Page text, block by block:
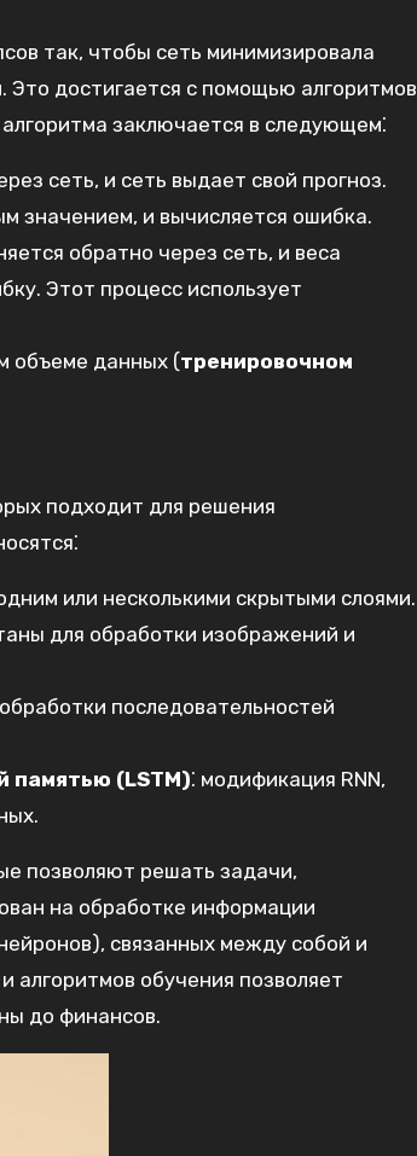
так‚ чтобы сеть минимизировала
достигается с помощью алгоритмов
заключается в следующем⁚
сеть‚ и сеть выдает свой прогноз.
значением‚ и вычисляется ошибка.
обратно через сеть‚ и веса
Этот процесс использует
объеме данных (тренировочном
подходит для решения
или несколькими скрытыми слоями.
для обработки изображений и
последовательностей
памятью (LSTM)⁚ модификация RNN‚
позволяют решать задачи‚
на обработке информации
связанных между собой и
алгоритмов обучения позволяет
до финансов.